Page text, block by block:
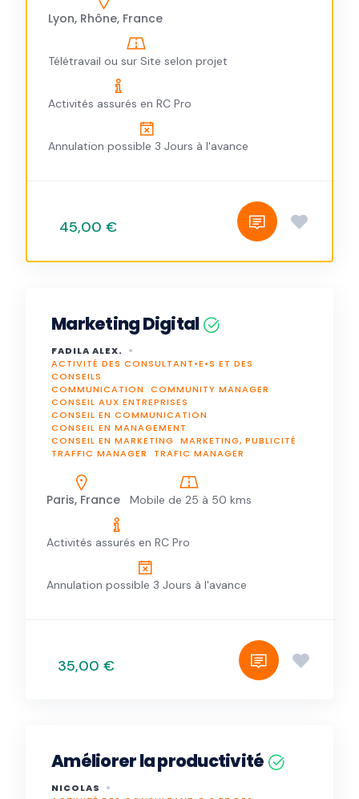
Lyon, Rhône, France
Télétravail ou sur Site selon projet
Activités assurés en RC Pro
Annulation possible 3 Jours à l'avance
45,00 €
Marketing Digital
FADILA ALEX.
ACTIVITÉ DES CONSULTANT•E•S ET DES
CONSEILS
COMMUNICATION
COMMUNITY MANAGER
CONSEIL AUX ENTREPRISES
CONSEIL EN COMMUNICATION
CONSEIL EN MANAGEMENT
CONSEIL EN MARKETING MARKETING, PUBLICITÉ
TRAFFIC MANAGER
TRAFIC MANAGER
Paris, France Mobile de 25 à 50 kms
Activités assurés en RC Pro
Annulation possible 3 Jours à l'avance
35,00 €
Améliorer la productivité
NICOLAS